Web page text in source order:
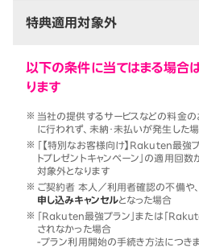
特典適用対象外
以下の条件に当てはまる場合
ります
当社の提供するサービスなどの料金
に行われず、未納・未払いが発生した
「【特別なお客様向け】Rakuten最強
トプレゼントキャンペーン」の適用回
対象外となります
ご契約者 本人／利用者確認の不備や
申し込みキャンセルとなった場合
「Rakuten最強プラン」または「
されなかった場合
-プラン利用開始の手続き方法につきま